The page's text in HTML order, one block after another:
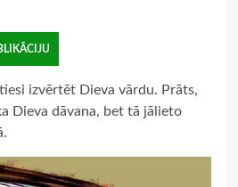
izvērtēt Dieva vārdu. Prāts,
Dieva dāvana, bet tā jālieto